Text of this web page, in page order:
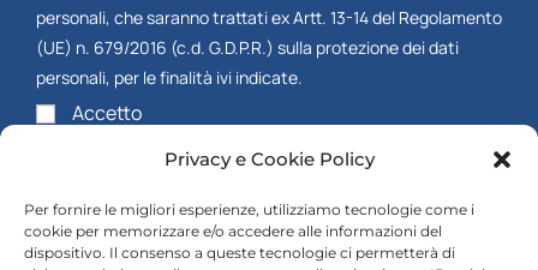
Privacy e Cookie Policy
Per fornire le migliori esperienze, utilizziamo tecnologie come i
cookie per memorizzare e/o accedere alle informazioni del
dispositivo. Il consenso a queste tecnologie ci permetterà di
personali, che saranno trattati ex Artt. 13-14 del Regolamento
(UE) n. 679/2016 (c.d. G.D.P.R.) sulla protezione dei dati
personali, per le finalità ivi indicate.
Accetto
Accettazione dell’Informativa al Trattamento dei dati
INVIA